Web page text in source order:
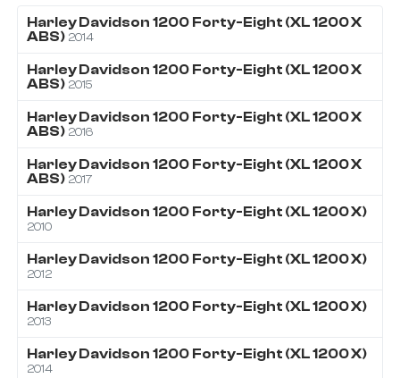
Harley Davidson 1200 Forty-Eight (XL 1200 X
ABS) 2014
Harley Davidson 1200 Forty-Eight (XL 1200 X
ABS) 2015
Harley Davidson 1200 Forty-Eight (XL 1200 X
ABS) 2016
Harley Davidson 1200 Forty-Eight (XL 1200 X
ABS) 2017
Harley Davidson 1200 Forty-Eight (XL 1200 X)
2010
Harley Davidson 1200 Forty-Eight (XL 1200 X)
2012
Harley Davidson 1200 Forty-Eight (XL 1200 X)
2013
Harley Davidson 1200 Forty-Eight (XL 1200 X)
2014